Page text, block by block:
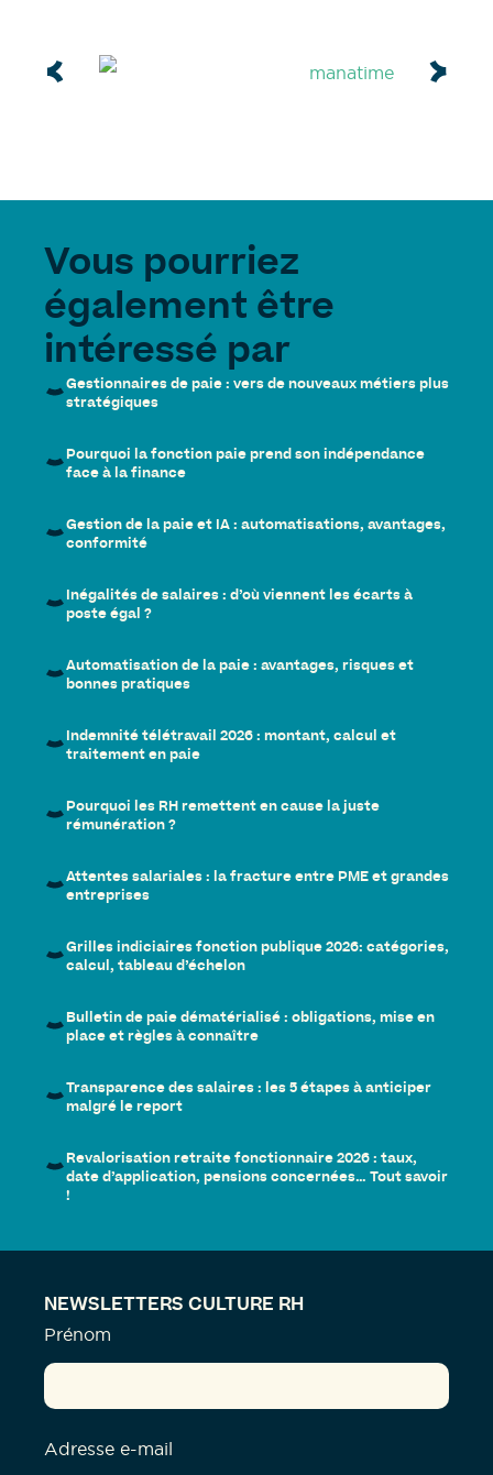
Vous pourriez
également être
intéressé par
Gestionnaires de paie : vers de nouveaux métiers plus
stratégiques
Pourquoi la fonction paie prend son indépendance
face à la finance
Gestion de la paie et IA : automatisations, avantages,
conformité
Inégalités de salaires : d’où viennent les écarts à
poste égal ?
Automatisation de la paie : avantages, risques et
bonnes pratiques
Indemnité télétravail 2026 : montant, calcul et
traitement en paie
Pourquoi les RH remettent en cause la juste
rémunération ?
Attentes salariales : la fracture entre PME et grandes
entreprises
Grilles indiciaires fonction publique 2026: catégories,
calcul, tableau d’échelon
Bulletin de paie dématérialisé : obligations, mise en
place et règles à connaître
Transparence des salaires : les 5 étapes à anticiper
malgré le report
Revalorisation retraite fonctionnaire 2026 : taux,
date d’application, pensions concernées… Tout savoir
!
NEWSLETTERS CULTURE RH
Prénom
Adresse e-mail